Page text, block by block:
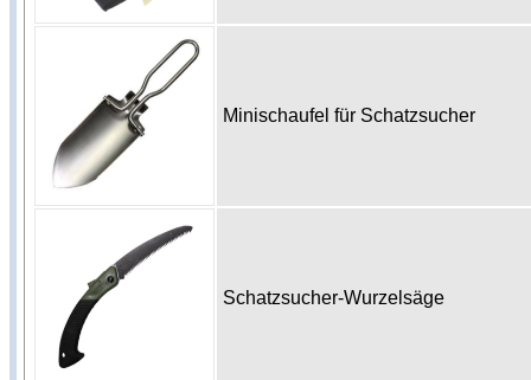
Minischaufel für Schatzsucher
Schatzsucher-Wurzelsäge